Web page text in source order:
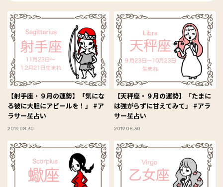
【射手座・９月の運勢】「気にな
る彼に大胆にアピールを！」 #ア
ラサー星占い
2019.08.30
【天秤座・９月の運勢】「たまに
は強がらずに甘えてみて」 #アラ
サー星占い
2019.08.30